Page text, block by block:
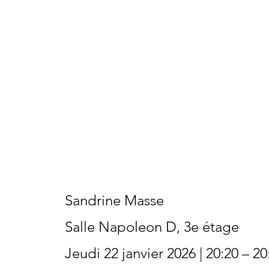
Sandrine Masse
Salle Napoleon D, 3e étage
Jeudi 22 janvier 2026 | 20:20 –